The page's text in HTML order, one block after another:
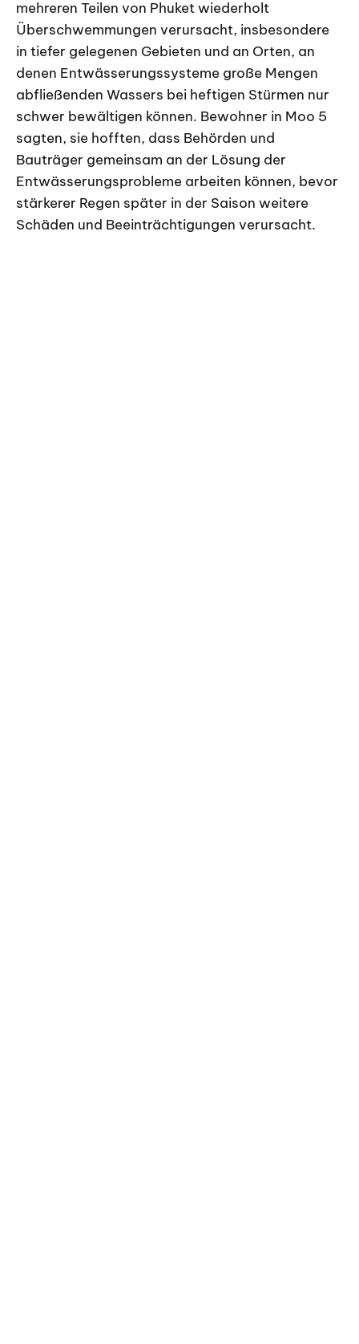
mehreren Teilen von Phuket wiederholt
Überschwemmungen verursacht, insbesondere
in tiefer gelegenen Gebieten und an Orten, an
denen Entwässerungssysteme große Mengen
abfließenden Wassers bei heftigen Stürmen nur
schwer bewältigen können. Bewohner in Moo 5
sagten, sie hofften, dass Behörden und
Bauträger gemeinsam an der Lösung der
Entwässerungsprobleme arbeiten können, bevor
stärkerer Regen später in der Saison weitere
Schäden und Beeinträchtigungen verursacht.